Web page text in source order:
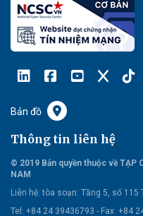
Bản đồ
Thông tin liên hệ
© 2019 Bản quyền thuộc về TẠP
NAM
Liên hệ: tòa soạn: Tầng 5, số 115
Tel: +84 24 39436793 - Fax: +84